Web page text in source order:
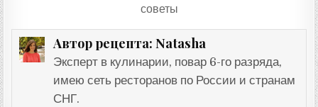
советы
Автор рецепта: Natasha
Эксперт в кулинарии, повар 6-го разряда,
имею сеть ресторанов по России и странам
СНГ.